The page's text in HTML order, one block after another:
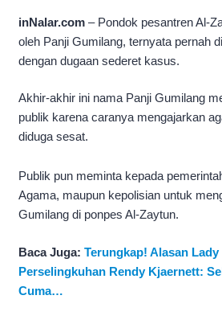
inNalar.com – Pondok pesantren Al-
oleh Panji Gumilang, ternyata pernah
dengan dugaan sederet kasus.
Akhir-akhir ini nama Panji Gumilang
publik karena caranya mengajarkan
diduga sesat.
Publik pun meminta kepada
Agama, maupun kepolisian untuk
Gumilang di ponpes Al-Zaytun.
Baca Juga: Terungkap! Alasan
Perselingkuhan Rendy Kjaernett:
Cuma…